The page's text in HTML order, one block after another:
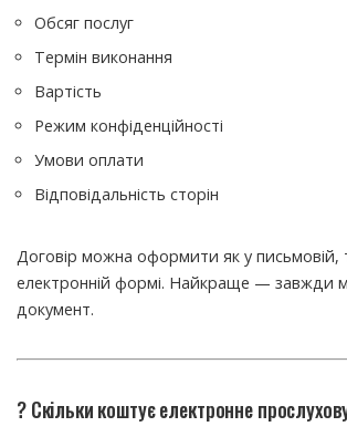
Обсяг послуг
Термін виконання
Вартість
Режим конфіденційності
Умови оплати
Відповідальність сторін
Договір можна оформити як у письмовій,
електронній формі. Найкраще — завжди
документ.
? Скільки коштує електронне